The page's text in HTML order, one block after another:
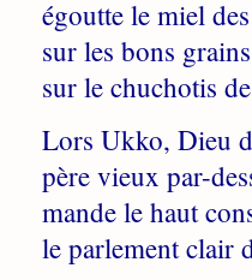
égoutte le miel
sur les bons
sur le chuchotis
Lors Ukko, Dieu
père vieux par-
mande le haut
le parlement clair